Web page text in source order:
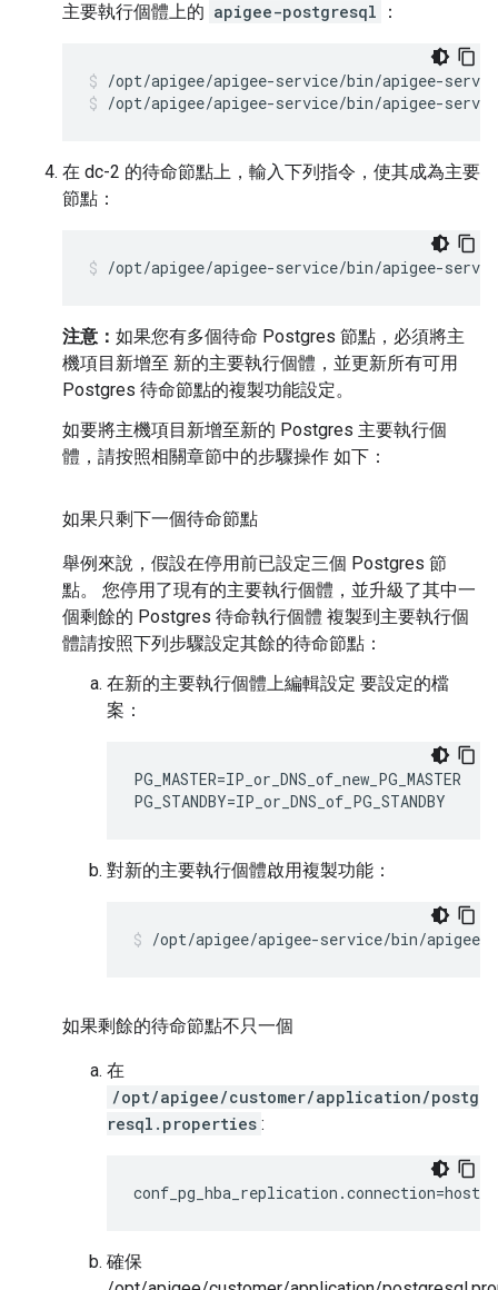
主要執行個體上的 apigee-postgresql ：
/opt/apigee/apigee-service/bin/apigee-
在 dc-2 的待命節點上，輸入下列指令，使其成為主要
節點：
/opt/apigee/apigee-service/bin/apigee-
注意： 如果您有多個待命 Postgres 節點，必須將主
機項目新增至 新的主要執行個體，並更新所有可用
Postgres 待命節點的複製功能設定。
如要將主機項目新增至新的 Postgres 主要執行個
體，請按照相關章節中的步驟操作 如下：
如果只剩下一個待命節點
舉例來說，假設在停用前已設定三個 Postgres 節
點。 您停用了現有的主要執行個體，並升級了其中一
個剩餘的 Postgres 待命執行個體 複製到主要執行個
體請按照下列步驟設定其餘的待命節點：
在新的主要執行個體上編輯設定 要設定的檔
案：
PG_MASTER=IP_or_DNS_of_new_PG_MASTER
PG_STANDBY=IP_or_DNS_of_PG_STANDBY
對新的主要執行個體啟用複製功能：
/opt/apigee/apigee-service/bin/
如果剩餘的待命節點不只一個
在
/opt/apigee/customer/application/postg
resql.properties :
確保